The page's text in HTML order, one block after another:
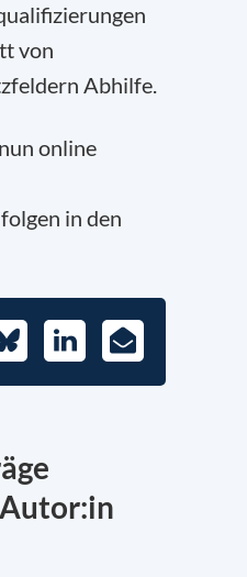
von
Abhilfe.
online
in den
LinkedIn
E-
Mail